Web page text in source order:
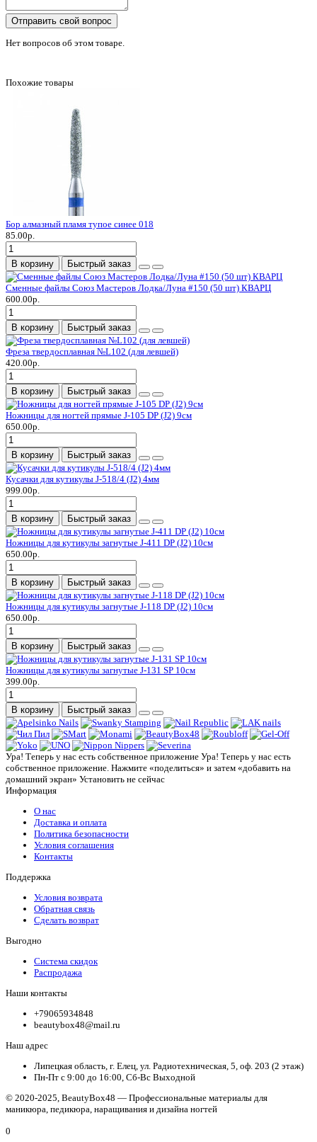
Отправить свой вопрос
Нет вопросов об этом товаре.
Похожие товары
Бор алмазный пламя тупое синее 018
85.00р.
В корзину Быстрый заказ
Сменные файлы Союз Мастеров Лодка/Луна #150 (50 шт) КВАРЦ
600.00р.
В корзину Быстрый заказ
Фреза твердосплавная №L102 (для левшей)
420.00р.
В корзину Быстрый заказ
Ножницы для ногтей прямые J-105 DP (J2) 9см
650.00р.
В корзину Быстрый заказ
Кусачки для кутикулы J-518/4 (J2) 4мм
999.00р.
В корзину Быстрый заказ
Ножницы для кутикулы загнутые J-411 DP (J2) 10см
650.00р.
В корзину Быстрый заказ
Ножницы для кутикулы загнутые J-118 DP (J2) 10см
650.00р.
В корзину Быстрый заказ
Ножницы для кутикулы загнутые J-131 SP 10см
399.00р.
В корзину Быстрый заказ
Ура! Теперь у нас есть собственное приложение Ура! Теперь у нас есть
собственное приложение. Нажмите «поделиться» и затем «добавить на
домашний экран» Установить не сейчас
Информация
О нас
Доставка и оплата
Политика безопасности
Условия соглашения
Контакты
Поддержка
Условия возврата
Обратная связь
Сделать возврат
Выгодно
Система скидок
Распродажа
Наши контакты
+79065934848
beautybox48@mail.ru
Наш адрес
Липецкая область, г. Елец, ул. Радиотехническая, 5, оф. 203 (2 этаж)
Пн-Пт с 9:00 до 16:00, Сб-Вс Выходной
© 2020-2025, BeautyBox48 — Профессиональные материалы для
маникюра, педикюра, наращивания и дизайна ногтей
0